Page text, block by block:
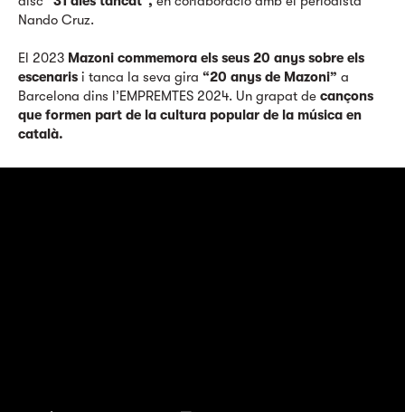
Nando Cruz.
El 2023 Mazoni commemora els seus 20 anys sobre els
escenaris i tanca la seva gira “20 anys de Mazoni” a
Barcelona dins l’EMPREMTES 2024. Un grapat de cançons
que formen part de la cultura popular de la música en
català.